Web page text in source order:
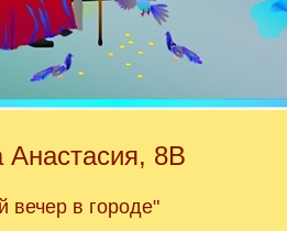
Анастасия, 8В
вечер в городе"